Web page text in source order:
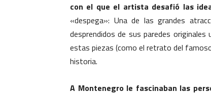
con el que el artista desafió las
«despega»: Una de las grandes
desprendidos de sus paredes
estas piezas (como el retrato del
historia.
A Montenegro le fascinaban las